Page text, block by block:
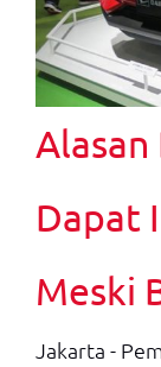
Alasan
Dapat
Meski
Jakarta -